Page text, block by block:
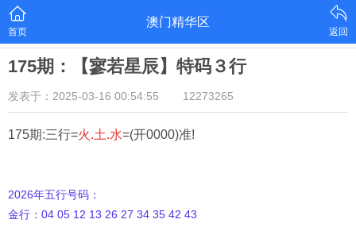
首页
澳门精华区
返回
175期：【寥若星辰】特码３行
发表于：2025-03-16 00:54:55 12273265
175期:三行=火.土.水=(开0000)准!
2026年五行号码：
金行：04 05 12 13 26 27 34 35 42 43